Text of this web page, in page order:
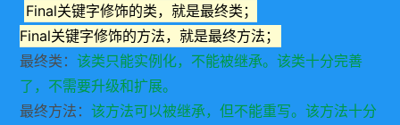
Final关键字修饰的类，就是最终类；
Final关键字修饰的方法，就是最终方法；
最终类：该类只能实例化，不能被继承。该类十分完善
了，不需要升级和扩展。
最终方法：该方法可以被继承，但不能重写。该方法十分